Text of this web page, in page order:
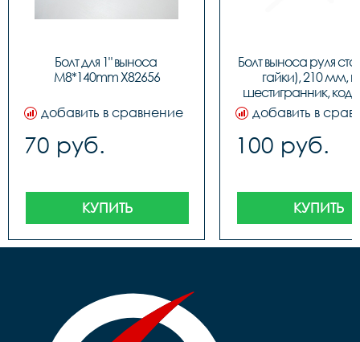
Болт для 1" выноса
M8*140mm Х82656
добавить в сравнение
70 руб.
КУПИТЬ
Болт выноса руля
гайки), 210 мм,
шестигранник, код
добавить в
100 руб.
КУПИТЬ